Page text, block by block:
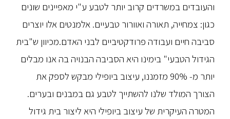
והעובדים במשרדים קרוב יותר לטבע ע"י מאפיינים שונים
כגון: צמחייה, תאורה ואוורור טבעיים. אלמנטים אלו יוצרים
סביבה חיים ועבודה פרודקטיביים לבני האדם.מכיוון ש"בית
הגידול הטבעי" בימינו היא הסביבה הבנויה בה אנו מבלים
יותר מ- 90% מזמננו, עיצוב ביופילי מבקש לספק את
הצורך המולד שלנו להשתייך לטבע גם במבנים ובערים.
המטרה העיקרית של עיצוב ביופילי היא ליצור בית גידול